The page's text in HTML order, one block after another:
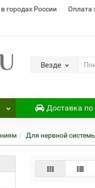
городах России Оплата
Везде
Доставка
Для нервной